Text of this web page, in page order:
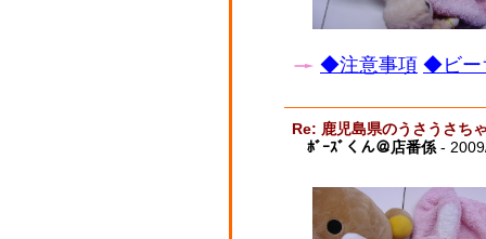
◆注意事項 ◆ビー
Re: 鹿児島県のうさうさち
ﾎﾞｰｽﾞくん＠店番係 -